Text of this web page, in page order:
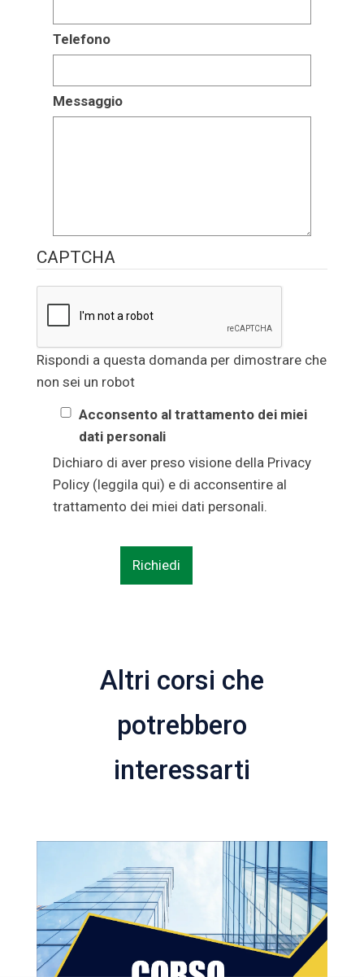
Telefono
Messaggio
CAPTCHA
Rispondi a questa domanda per dimostrare che
non sei un robot
Acconsento al trattamento dei miei
dati personali
Dichiaro di aver preso visione della Privacy
Policy (leggila qui) e di acconsentire al
trattamento dei miei dati personali.
Altri corsi che
potrebbero
interessarti